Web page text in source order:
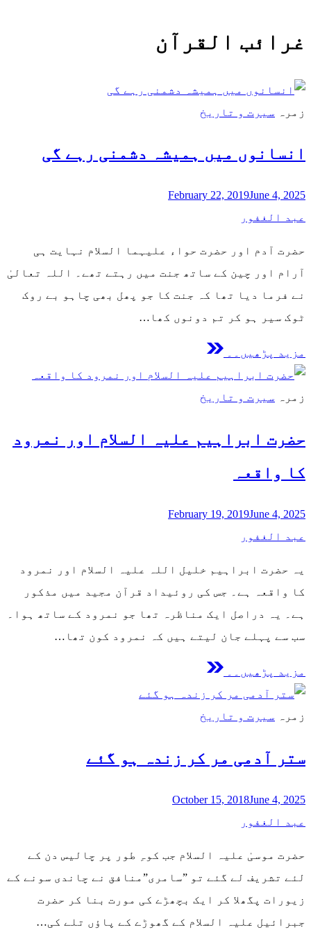
غرائب القرآن
زمرہ سیرت و تاریخ
انسانوں میں ہمیشہ دشمنی رہے گی
February 22, 2019June 4, 2025
عبد الغفور
حضرت آدم اور حضرت حواء علیہما السلام نہایت ہی
آرام اور چین کے ساتھ جنت میں رہتے تھے۔ اللہ تعالیٰ
نے فرما دیا تھا کہ جنت کا جو پھل بھی چاہو بے روک
ٹوک سیر ہو کر تم دونوں کھا…
مزید پڑھیں۔۔
زمرہ سیرت و تاریخ
حضرت ابراہیم علیہ السلام اور نمرود
کا واقعہ
February 19, 2019June 4, 2025
عبد الغفور
یہ حضرت ابراہیم خلیل اللہ علیہ السلام اور نمرود
کا واقعہ ہے۔ جس کی روئیداد قرآن مجید میں مذکور
ہے۔ یہ دراصل ایک مناظرہ تھا جو نمرود کے ساتھ ہوا۔
سب سے پہلے جان لیتے ہیں کہ نمرود کون تھا…
مزید پڑھیں۔۔
زمرہ سیرت و تاریخ
ستر آدمی مر کر زندہ ہو گئے
October 15, 2018June 4, 2025
عبد الغفور
حضرت موسیٰ علیہ السلام جب کوہِ طور پر چالیس دن کے
لئے تشریف لے گئے تو ”سامری”منافق نے چاندی سونے کے
زیورات پگھلا کر ایک بچھڑے کی مورت بنا کر حضرت
جبرائیل علیہ السلام کے گھوڑے کے پاؤں تلے کی…